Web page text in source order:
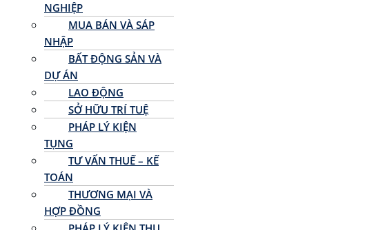
NGHIỆP
MUA BÁN VÀ SÁP
NHẬP
BẤT ĐỘNG SẢN VÀ
DỰ ÁN
LAO ĐỘNG
SỞ HỮU TRÍ TUỆ
PHÁP LÝ KIỆN
TỤNG
TƯ VẤN THUẾ – KẾ
TOÁN
THƯƠNG MẠI VÀ
HỢP ĐỒNG